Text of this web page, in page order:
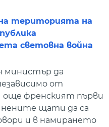
територията на
световна война
министър да
от
още френският първи
щати да са
и в намирането